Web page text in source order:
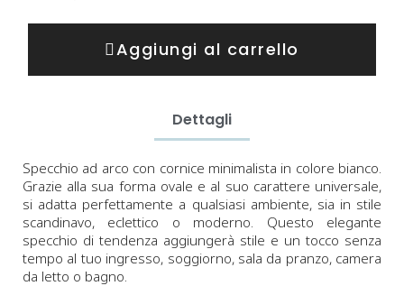
Aggiungi al carrello
Dettagli
Specchio ad arco con cornice minimalista in colore bianco.
Grazie alla sua forma ovale e al suo carattere universale,
si adatta perfettamente a qualsiasi ambiente, sia in stile
scandinavo, eclettico o moderno. Questo elegante
specchio di tendenza aggiungerà stile e un tocco senza
tempo al tuo ingresso, soggiorno, sala da pranzo, camera
da letto o bagno.